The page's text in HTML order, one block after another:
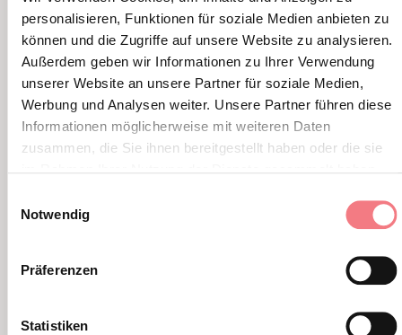
personalisieren, Funktionen für soziale Medien anbieten zu
können und die Zugriffe auf unsere Website zu analysieren.
Außerdem geben wir Informationen zu Ihrer Verwendung
unserer Website an unsere Partner für soziale Medien,
Werbung und Analysen weiter. Unsere Partner führen diese
Informationen möglicherweise mit weiteren Daten
zusammen, die Sie ihnen bereitgestellt haben oder die sie
Notwendig
Präferenzen
Statistiken
Routen und genießen Sie die
Palestra degli Scoiattoli, der
Ein